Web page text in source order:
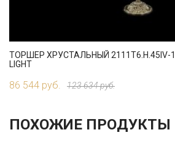
ТОРШЕР ХРУСТАЛЬНЫЙ 2111T6.H.45IV-
LIGHT
86 544 руб. 123 634 руб.
ПОХОЖИЕ ПРОДУКТЫ